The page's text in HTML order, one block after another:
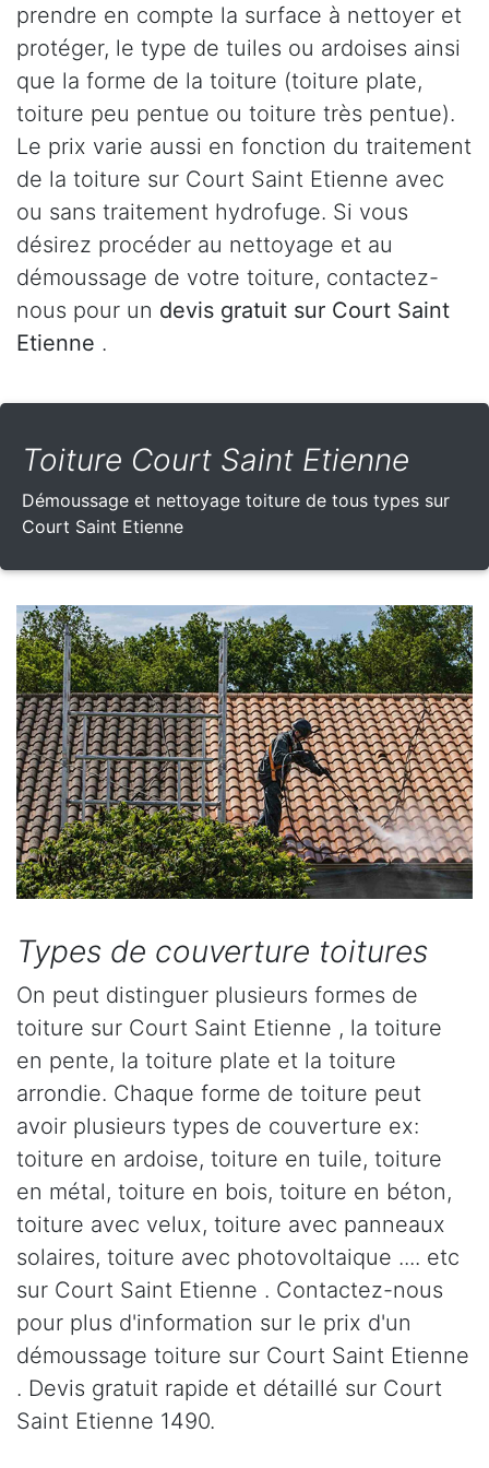
prendre en compte la surface à nettoyer et
protéger, le type de tuiles ou ardoises ainsi
que la forme de la toiture (toiture plate,
toiture peu pentue ou toiture très pentue).
Le prix varie aussi en fonction du traitement
de la toiture sur Court Saint Etienne avec
ou sans traitement hydrofuge. Si vous
désirez procéder au nettoyage et au
démoussage de votre toiture, contactez-
nous pour un devis gratuit sur Court Saint
Etienne .
Toiture Court Saint Etienne
Démoussage et nettoyage toiture de tous types sur
Court Saint Etienne
Types de couverture toitures
On peut distinguer plusieurs formes de
toiture sur Court Saint Etienne , la toiture
en pente, la toiture plate et la toiture
arrondie. Chaque forme de toiture peut
avoir plusieurs types de couverture ex:
toiture en ardoise, toiture en tuile, toiture
en métal, toiture en bois, toiture en béton,
toiture avec velux, toiture avec panneaux
solaires, toiture avec photovoltaique .... etc
sur Court Saint Etienne . Contactez-nous
pour plus d'information sur le prix d'un
démoussage toiture sur Court Saint Etienne
. Devis gratuit rapide et détaillé sur Court
Saint Etienne 1490.